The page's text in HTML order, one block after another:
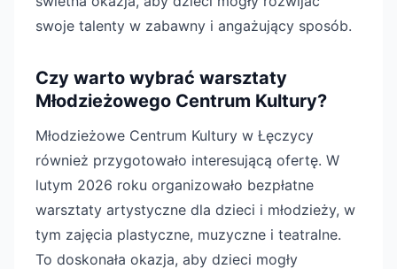
swoje talenty w zabawny i angażujący sposób.
Czy warto wybrać warsztaty
Młodzieżowego Centrum Kultury?
Młodzieżowe Centrum Kultury w Łęczycy
również przygotowało interesującą ofertę. W
lutym 2026 roku organizowało bezpłatne
warsztaty artystyczne dla dzieci i młodzieży, w
tym zajęcia plastyczne, muzyczne i teatralne.
To doskonała okazja, aby dzieci mogły